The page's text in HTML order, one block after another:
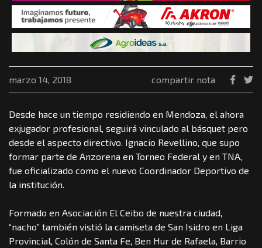
marzo 14, 2018 compartir nota
Desde hace un tiempo residiendo en Mendoza, el ahora
exjugador profesional, seguirá vinculado al básquet pero
desde el aspecto directivo. Ignacio Revellino, que supo
formar parte de Anzorena en Torneo Federal y en TNA,
fue oficializado como el nuevo Coordinador Deportivo de
la institución.
Formado en Asociación El Ceibo de nuestra ciudad,
“nacho” también vistió la camiseta de San Isidro en Liga
Provincial, Colón de Santa Fe, Ben Hur de Rafaela, Barrio